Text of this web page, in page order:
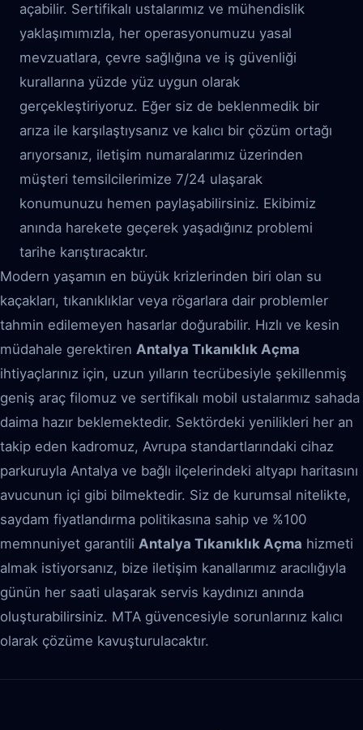
açabilir. Sertifikalı ustalarımız ve mühendislik
yaklaşımımızla, her operasyonumuzu yasal
mevzuatlara, çevre sağlığına ve iş güvenliği
kurallarına yüzde yüz uygun olarak
gerçekleştiriyoruz. Eğer siz de beklenmedik bir
arıza ile karşılaştıysanız ve kalıcı bir çözüm ortağı
arıyorsanız, iletişim numaralarımız üzerinden
müşteri temsilcilerimize 7/24 ulaşarak
konumunuzu hemen paylaşabilirsiniz. Ekibimiz
anında harekete geçerek yaşadığınız problemi
tarihe karıştıracaktır.
Modern yaşamın en büyük krizlerinden biri olan su
kaçakları, tıkanıklıklar veya rögarlara dair problemler
tahmin edilemeyen hasarlar doğurabilir. Hızlı ve kesin
müdahale gerektiren Antalya Tıkanıklık Açma
ihtiyaçlarınız için, uzun yılların tecrübesiyle şekillenmiş
geniş araç filomuz ve sertifikalı mobil ustalarımız sahada
daima hazır beklemektedir. Sektördeki yenilikleri her an
takip eden kadromuz, Avrupa standartlarındaki cihaz
parkuruyla Antalya ve bağlı ilçelerindeki altyapı haritasını
avucunun içi gibi bilmektedir. Siz de kurumsal nitelikte,
saydam fiyatlandırma politikasına sahip ve %100
memnuniyet garantili Antalya Tıkanıklık Açma hizmeti
almak istiyorsanız, bize iletişim kanallarımız aracılığıyla
günün her saati ulaşarak servis kaydınızı anında
oluşturabilirsiniz. MTA güvencesiyle sorunlarınız kalıcı
olarak çözüme kavuşturulacaktır.